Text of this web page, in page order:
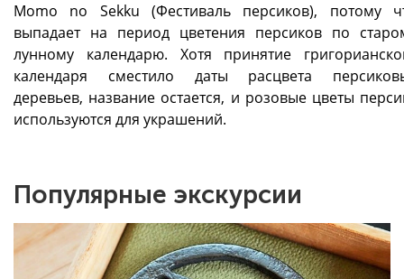
Momo no Sekku (Фестиваль персиков), потому
выпадает на период цветения персиков по
лунному календарю. Хотя принятие
календаря сместило даты расцвета
деревьев, название остается, и розовые цветы
используются для украшений.
Популярные экскурсии